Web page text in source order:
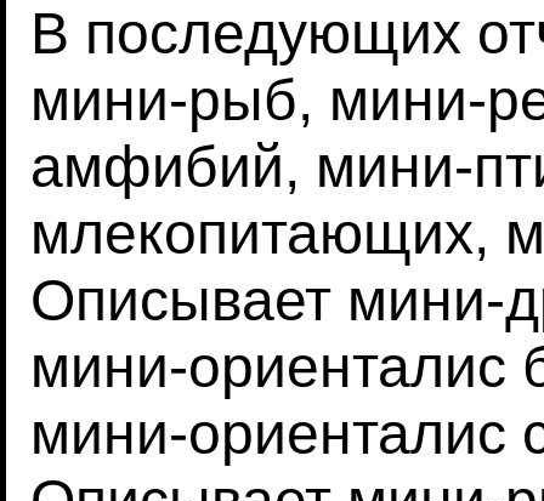
В последующих
мини-рыб, мини-
амфибий, мини-
млекопитающих,
Описывает мини-
мини-ориенталис
мини-ориенталис